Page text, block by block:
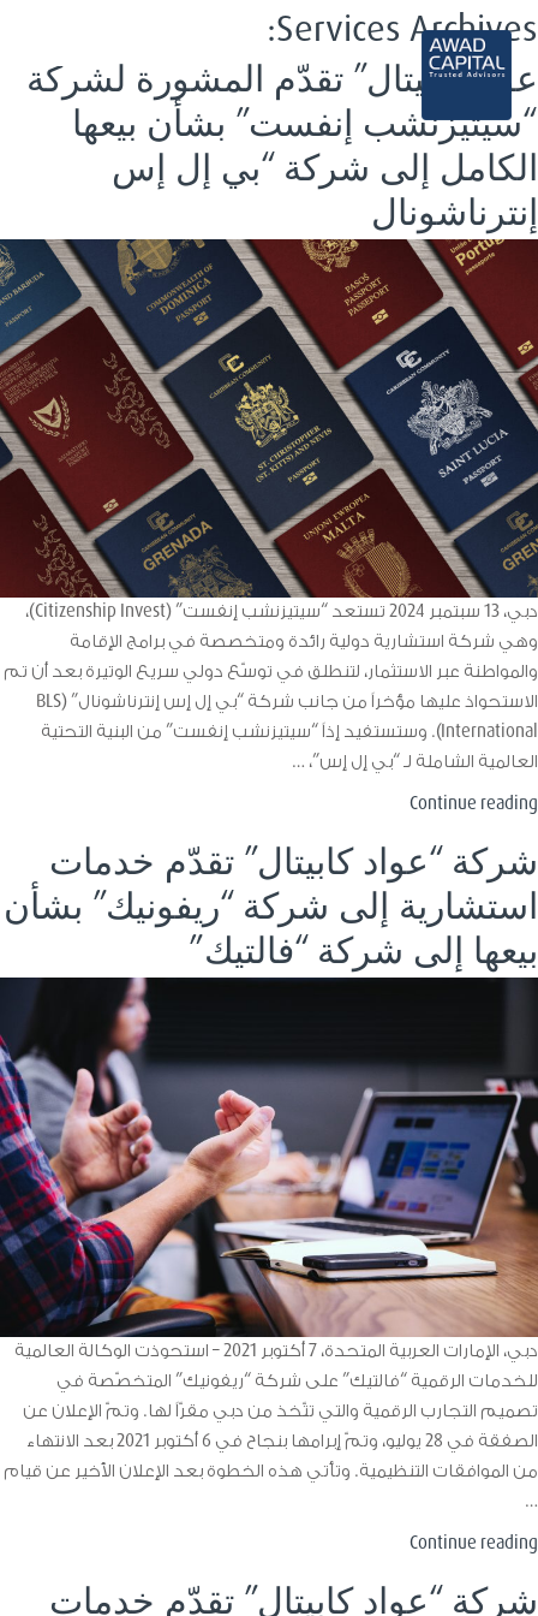
Services Archives:
عواد كابيتال” تقدّم المشورة لشركة
“سيتيزنشب إنفست” بشأن بيعها
الكامل إلى شركة “بي إل إس
إنترناشونال
دبي، 13 سبتمبر 2024 تستعد “سيتيزنشب إنفست” (Citizenship Invest)،
وهي شركة استشارية دولية رائدة ومتخصصة في برامج الإقامة
والمواطنة عبر الاستثمار، لتنطلق في توسّع دولي سريع الوتيرة بعد أن تم
الاستحواذ عليها مؤخراً من جانب شركة “بي إل إس إنترناشونال” (BLS
International). وستستفيد إذاً “سيتيزنشب إنفست” من البنية التحتية
العالمية الشاملة لـ “بي إل إس”، …
Continue reading“عواد
تقدّم
المشورة
لشركة
“سيتيزنشب
إنفست”
الكامل
إلى
شركة
“بي
إس
إنترناشونال”
شركة “عواد كابيتال” تقدّم خدمات
استشارية إلى شركة “ريفونيك” بشأن
بيعها إلى شركة “فالتيك”
دبي، الإمارات العربية المتحدة، 7 أكتوبر 2021 – استحوذت الوكالة العالمية
للخدمات الرقمية “فالتيك” على شركة “ريفونيك” المتخصّصة في
تصميم التجارب الرقمية والتي تتّخذ من دبي مقرّاً لها. وتمّ الإعلان عن
الصفقة في 28 يوليو، وتمّ إبرامها بنجاح في 6 أكتوبر 2021 بعد الانتهاء
من الموافقات التنظيمية. وتأتي هذه الخطوة بعد الإعلان الأخير عن قيام
…
Continue reading“شركة
كابيتال”
شركة “عواد كابيتال” تقدّم خدمات